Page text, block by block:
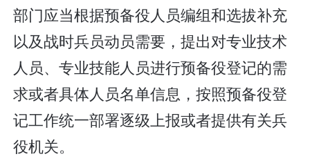
部门应当根据预备役人员编组和选拔补充
以及战时兵员动员需要，提出对专业技术
人员、专业技能人员进行预备役登记的需
求或者具体人员名单信息，按照预备役登
记工作统一部署逐级上报或者提供有关兵
役机关。